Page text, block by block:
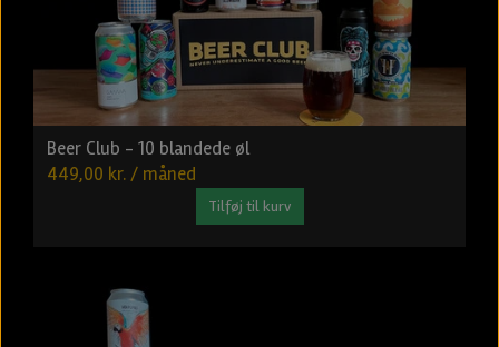
Beer Club - 10 blandede øl
449,00 kr. / måned
Tilføj til kurv